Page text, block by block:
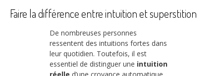
Faire la différence entre intuition et superstition
De nombreuses personnes
ressentent des intuitions fortes dans
leur quotidien. Toutefois, il est
essentiel de distinguer une intuition